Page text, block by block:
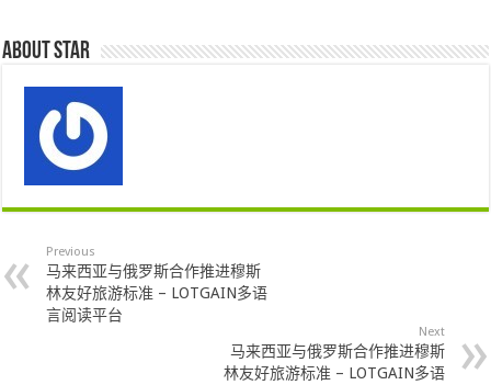
About star
Previous
马来西亚与俄罗斯合作推进穆斯
林友好旅游标准 – LOTGAIN多语
言阅读平台
Next
马来西亚与俄罗斯合作推进穆斯
林友好旅游标准 – LOTGAIN多语